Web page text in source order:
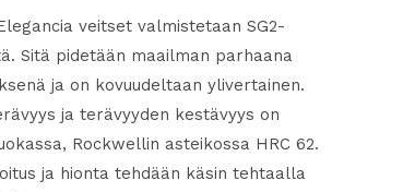
veitset valmistetaan SG2-
Sitä pidetään maailman parhaana
ja on kovuudeltaan ylivertainen.
ja terävyyden kestävyys on
Rockwellin asteikossa HRC 62.
ja hionta tehdään käsin tehtaalla